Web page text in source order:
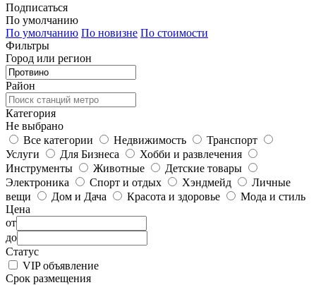
Подписаться
По умолчанию
По умолчанию По новизне По стоимости
Фильтры
Город или регион
Район
Категория
Не выбрано
Все категории
Недвижимость
Транспорт
Услуги
Для Бизнеса
Хобби и развлечения
Инструменты
Животные
Детские товары
Электроника
Спорт и отдых Хэндмейд
Личные
вещи
Дом и Дача Красота и здоровье
Мода и стиль
Цена
от
до
Статус
VIP объявление
Срок размещения